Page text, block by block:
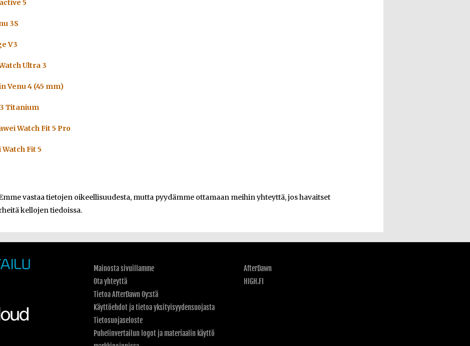
5
3S
V3
Ultra 3
Venu 4 (45 mm)
Titanium
Watch Fit 5 Pro
Fit 5
vastaa tietojen oikeellisuudesta, mutta pyydämme ottamaan meihin yhteyttä, jos havaitset
kellojen tiedoissa.
Mainosta sivuillamme
Ota yhteyttä
Tietoa AfterDawn Oy:stä
Käyttöehdot ja tietoa yksityisyydensuojasta
Tietosuojaseloste
Puhelinvertailun logot ja materiaalin käyttö
AfterDawn
HIGH.FI